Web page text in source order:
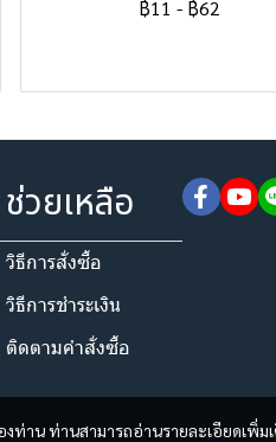
฿11 - ฿62
ท่าน ท่านสามารถอ่านรายละเอียดเพิ่ม
ช่วยเหลือ
วิธีการสั่งซื้อ
วิธีการชำระเงิน
ติดตามคำสั่งซื้อ